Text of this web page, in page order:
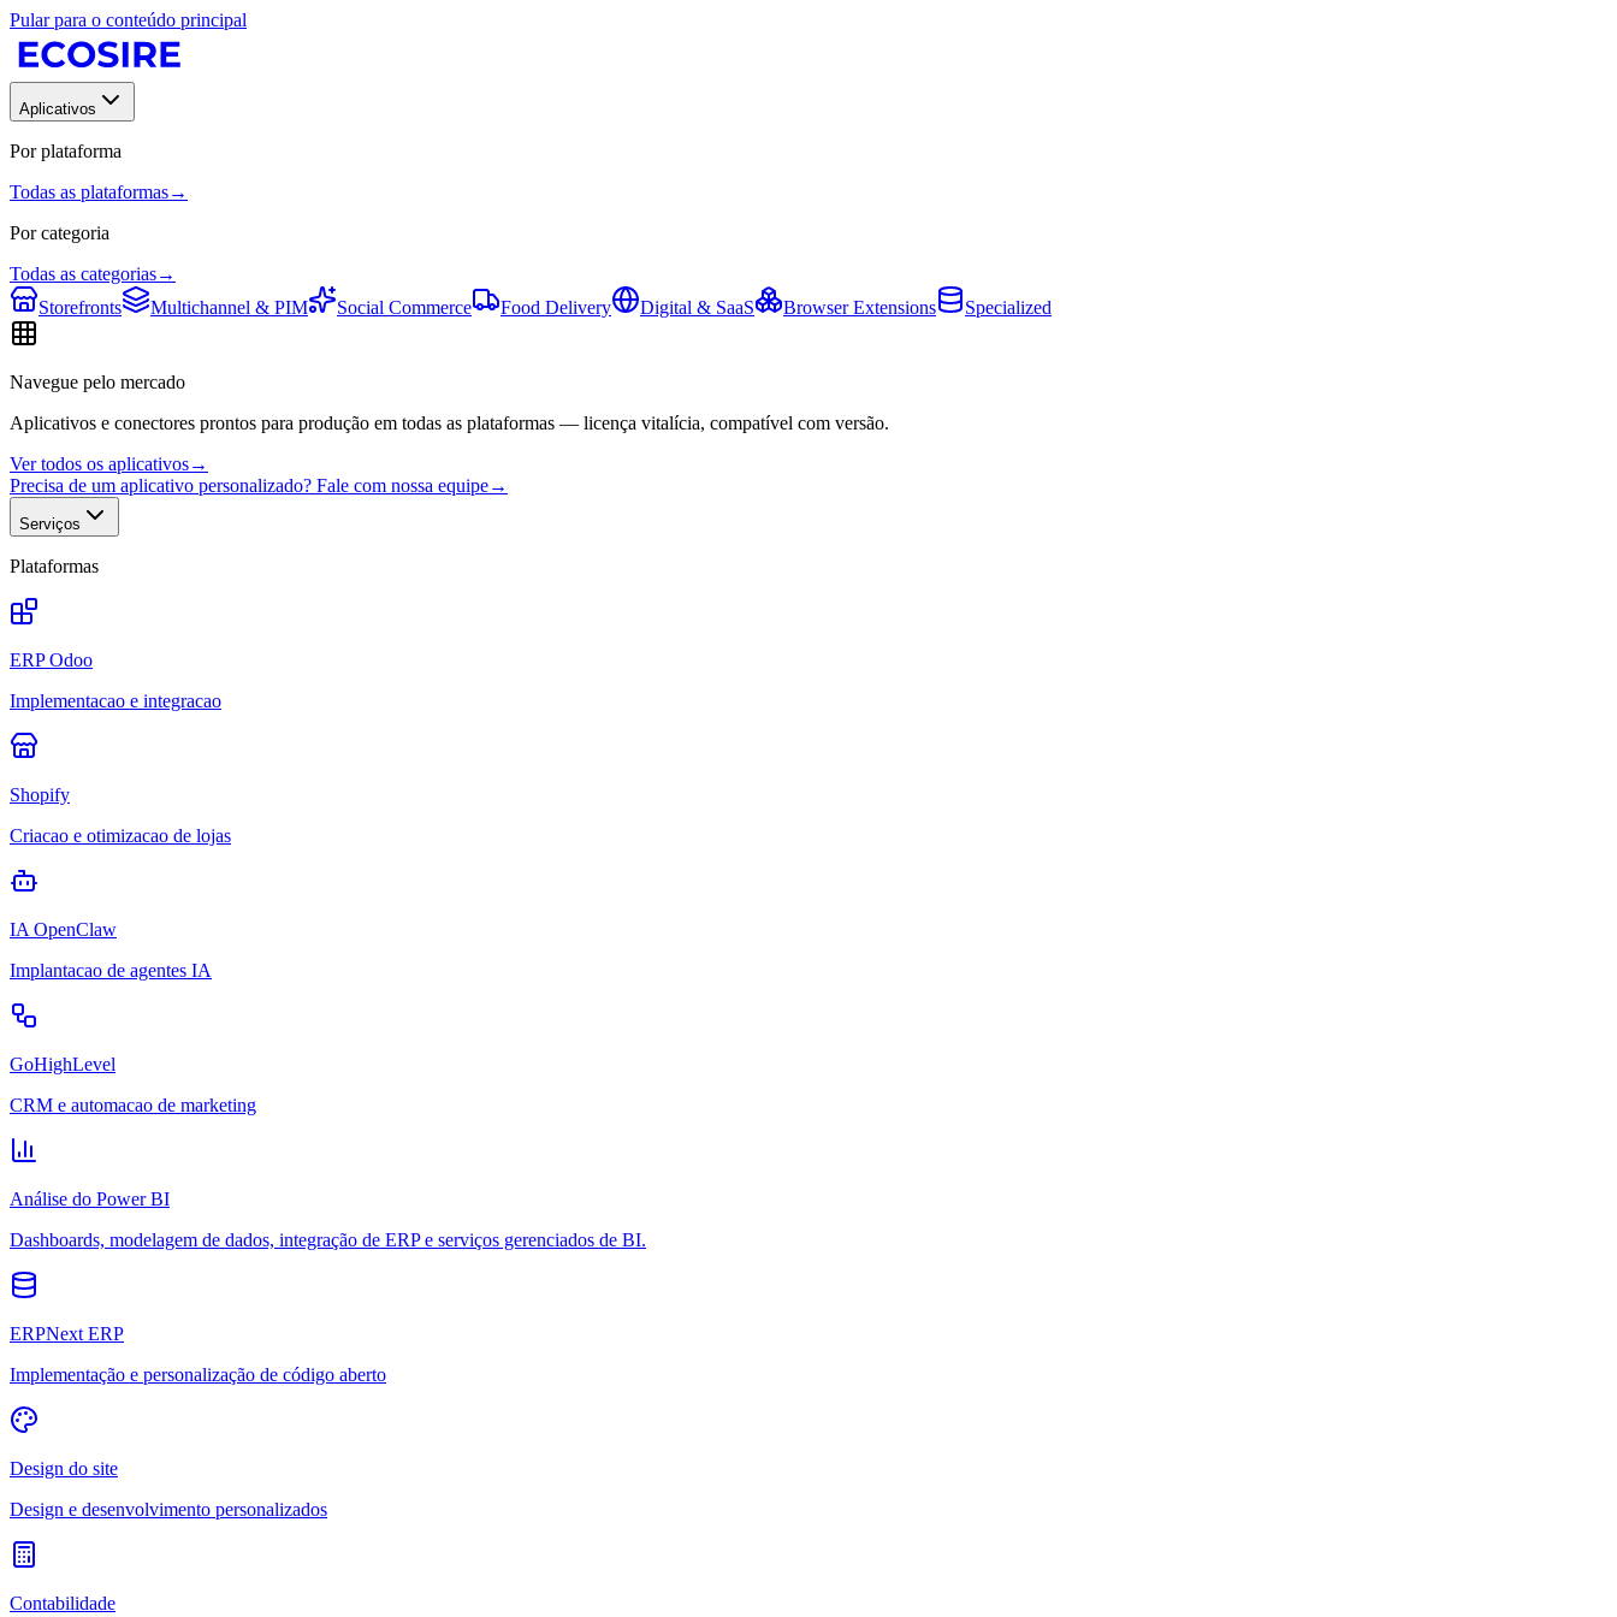
Pular para o conteúdo principal
Aplicativos
Por plataforma
Todas as plataformas→
Por categoria
Todas as categorias→
Storefronts
Multichannel & PIM Social Commerce Food Delivery Digital & SaaS Browser Extensions Specialized
Navegue pelo mercado
Aplicativos e conectores prontos para produção em todas as plataformas — licença vitalícia, compatível com versão.
Ver todos os aplicativos→
Precisa de um aplicativo personalizado? Fale com nossa equipe→
Serviços
Plataformas
ERP Odoo
Implementacao e integracao
Shopify
Criacao e otimizacao de lojas
IA OpenClaw
Implantacao de agentes IA
GoHighLevel
CRM e automacao de marketing
Análise do Power BI
Dashboards, modelagem de dados, integração de ERP e serviços gerenciados de BI.
ERPNext ERP
Implementação e personalização de código aberto
Design do site
Design e desenvolvimento personalizados
Contabilidade